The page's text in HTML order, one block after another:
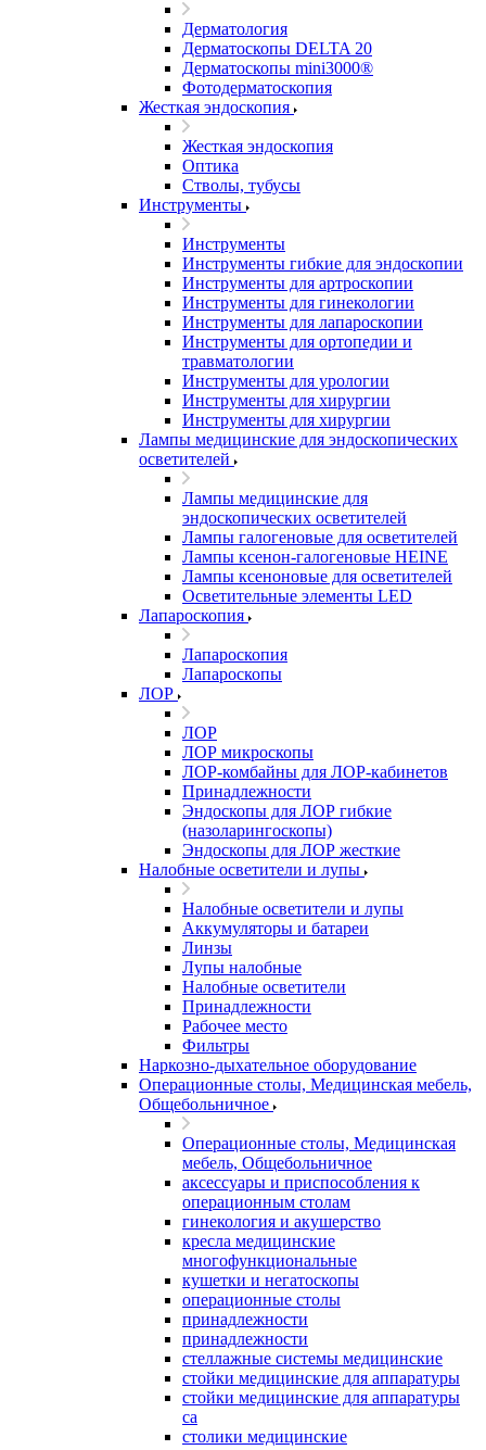
Дерматология
Дерматоскопы DELTA 20
Дерматоскопы mini3000®
Фотодерматоскопия
Жесткая эндоскопия
Жесткая эндоскопия
Оптика
Стволы, тубусы
Инструменты
Инструменты
Инструменты гибкие для эндоскопии
Инструменты для артроскопии
Инструменты для гинекологии
Инструменты для лапароскопии
Инструменты для ортопедии и
травматологии
Инструменты для урологии
Инструменты для хирургии
Инструменты для хирургии
Лампы медицинские для эндоскопических
осветителей
Лампы медицинские для
эндоскопических осветителей
Лампы галогеновые для осветителей
Лампы ксенон-галогеновые HEINE
Лампы ксеноновые для осветителей
Осветительные элементы LED
Лапароскопия
Лапароскопия
Лапароскопы
ЛОР
ЛОР
ЛОР микроскопы
ЛОР-комбайны для ЛОР-кабинетов
Принадлежности
Эндоскопы для ЛОР гибкие
(назоларингоскопы)
Эндоскопы для ЛОР жесткие
Налобные осветители и лупы
Налобные осветители и лупы
Аккумуляторы и батареи
Линзы
Лупы налобные
Налобные осветители
Принадлежности
Рабочее место
Фильтры
Наркозно-дыхательное оборудование
Операционные столы, Медицинская мебель,
Общебольничное
Операционные столы, Медицинская
мебель, Общебольничное
аксессуары и приспособления к
операционным столам
гинекология и акушерство
кресла медицинские
многофункциональные
кушетки и негатоскопы
операционные столы
принадлежности
принадлежности
стеллажные системы медицинские
стойки медицинские для аппаратуры
стойки медицинские для аппаратуры
са
столики медицинские